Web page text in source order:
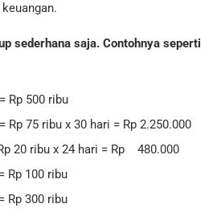
sederhana saja. Contohnya seperti
Rp 500 ribu
75 ribu x 30 hari = Rp 2.250.000
ribu x 24 hari = Rp 480.000
100 ribu
Rp 300 ribu